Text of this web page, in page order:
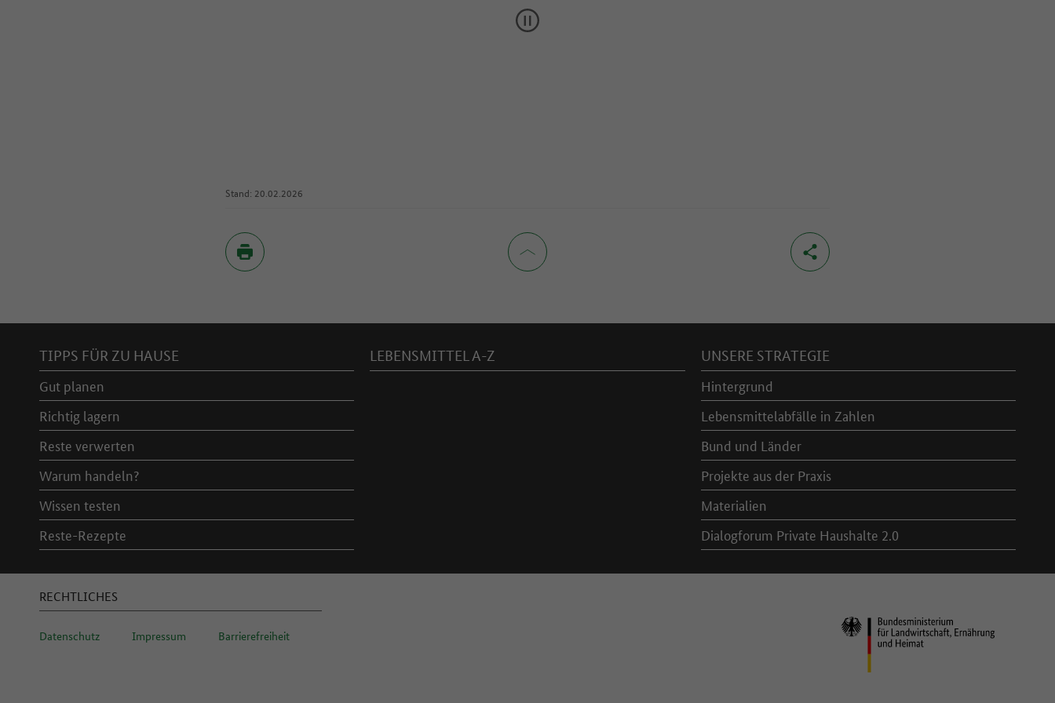
Stand: 20.02.2026
TIPPS FÜR ZU HAUSE
Gut planen
Richtig lagern
Reste verwerten
Warum handeln?
Wissen testen
Reste-Rezepte
LEBENSMITTEL A-Z
UNSERE STRATEGIE
Hintergrund
Lebensmittelabfälle in Zahlen
Bund und Länder
Projekte aus der Praxis
Materialien
Dialogforum Private Haushalte 2.0
RECHTLICHES
Datenschutz Impressum Barrierefreiheit